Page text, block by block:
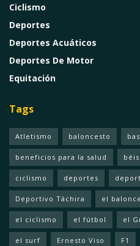
Ciclismo
Deportes
Deportes Acuáticos
Deportes De Motor
Equitación
Tags
Atletismo baloncesto
beneficios para la salud
ciclismo deportes
Deportivo Táchira el
el ciclismo el fútbol el
el surf Ernesto Viso F1